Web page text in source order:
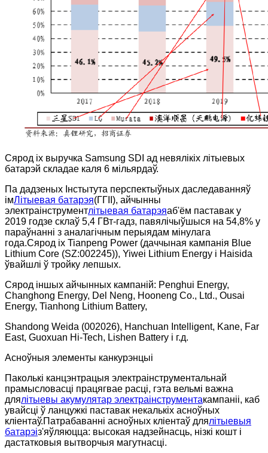
Сярод іх выручка Samsung SDI ад невялікіх літыевых
батарэй складае каля 6 мільярдаў.
Па дадзеных Інстытута перспектыўных даследаванняў
імЛітыевая батарэя(ГГІІ), айчынны
электраінструментлітыевая батарэяаб'ём паставак у
2019 годзе склаў 5,4 ГВт-гадз, павялічыўшыся на 54,8% у
параўнанні з аналагічным перыядам мінулага
года.Сярод іх Tianpeng Power (даччыная кампанія Blue
Lithium Core (SZ:002245)), Yiwei Lithium Energy і Haisida
ўвайшлі ў тройку лепшых.
Сярод іншых айчынных кампаній: Penghui Energy,
Changhong Energy, Del Neng, Hooneng Co., Ltd., Ousai
Energy, Tianhong Lithium Battery,
Shandong Weida (002026), Hanchuan Intelligent, Kane, Far
East, Guoxuan Hi-Tech, Lishen Battery і г.д.
Асноўныя элементы канкурэнцыі
Паколькі канцэнтрацыя электраінструментальнай
прамысловасці працягвае расці, гэта вельмі важна
длялітыевы акумулятар электраінструментакампаніі, каб
увайсці ў ланцужкі паставак некалькіх асноўных
кліентаў.Патрабаванні асноўных кліентаў длялітыевыя
батарэіз'яўляюцца: высокая надзейнасць, нізкі кошт і
дастатковыя вытворчыя магутнасці.